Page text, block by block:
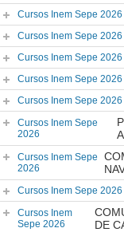
Cursos Inem Sepe 2026
Cursos Inem Sepe 2026
Cursos Inem Sepe 2026
Cursos Inem Sepe 2026
Cursos Inem Sepe 2026
Cursos Inem Sepe
2026
Cursos Inem Sepe
2026
Cursos Inem Sepe 2026
Cursos Inem
Sepe 2026
DE